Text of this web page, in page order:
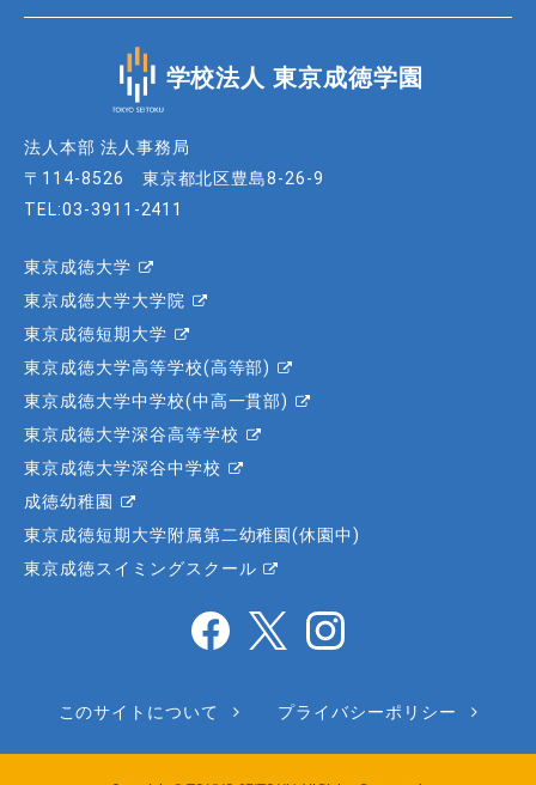
学校法人 東京成徳学園
法人本部 法人事務局
〒114-8526 東京都北区豊島8-26-9
TEL:03-3911-2411
東京成徳大学
東京成徳大学大学院
東京成徳短期大学
東京成徳大学高等学校(高等部)
東京成徳大学中学校(中高一貫部)
東京成徳大学深谷高等学校
東京成徳大学深谷中学校
成徳幼稚園
東京成徳短期大学附属第二幼稚園(休園中)
東京成徳スイミングスクール
このサイトについて プライバシーポリシー